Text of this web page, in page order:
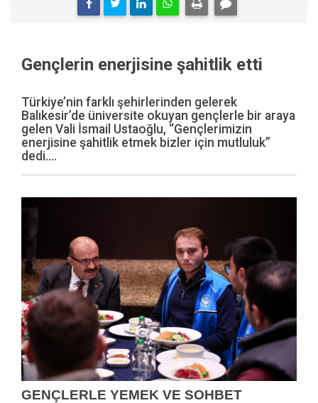
Gençlerin enerjisine şahitlik etti
Türkiye’nin farklı şehirlerinden gelerek
Balıkesir’de üniversite okuyan gençlerle bir araya
gelen Vali İsmail Ustaoğlu, “Gençlerimizin
enerjisine şahitlik etmek bizler için mutluluk”
dedi....
GENÇLERLE YEMEK VE SOHBET